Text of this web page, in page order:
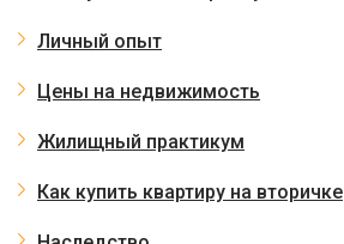
Личный опыт
Цены на недвижимость
Жилищный практикум
Как купить квартиру на вторичке